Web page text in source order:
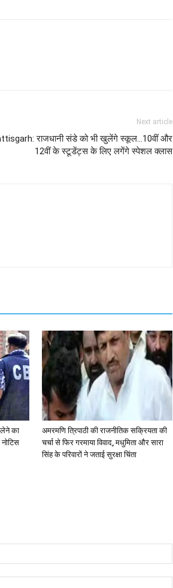
Next article
राजधानी संडे को भी खुलेंगे स्कूल...10वीं और
12वीं के स्टूडेंट्स के लिए लगेंगे स्पेशल क्लास
का
अमरमणि त्रिपाठी की राजनीतिक सक्रियता की
चर्चा से फिर गरमाया विवाद, मधुमिता और सारा
सिंह के परिवारों ने जताई सुरक्षा चिंता